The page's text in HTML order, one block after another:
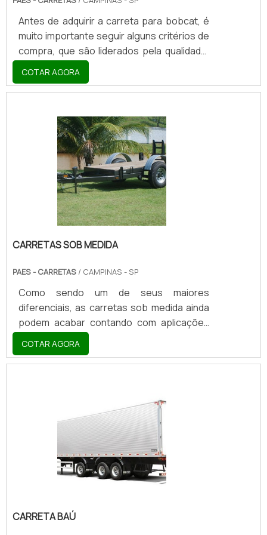
Antes de adquirir a carreta para bobcat, é
muito importante seguir alguns critérios de
compra, que são liderados pela qualidade,
tendo em vista que é um fator capaz de
interferir diretamente no oferecimento de
seus benefícios. Em segundo plano é
mas como citado anteriormente ele pode
se relacionar positivamente.BENEFÍCIOS
PRESENTES NO EQUIPAMENTOAs carretas
são consideradas produtos com um alto
índice de uso, que podem se aplicar a
nichos variados co.
COTAR AGORA
CARRETAS SOB MEDIDA
PAES - CARRETAS / CAMPINAS - SP
Como sendo um de seus maiores
diferenciais, as carretas sob medida ainda
podem acabar contando com aplicações
residenciais ou “para carga”, quando no
primeiro caso suas aplicações podem valer
às carretas baús e aos transportes de
offroads. Já no segundo e último deles, os
foodtrucks, as lojas móveis e até mesmo
os animais vivos podem lhe servir em
termos de funcionalidade logística
propriamente dita.VERSATILIDADE DO
EQUIPAMENTOQuando o assunto tra.
COTAR AGORA
CARRETA BAÚ